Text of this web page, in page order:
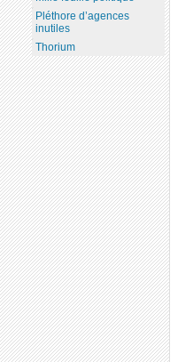
Pléthore d’agences
inutiles
Thorium